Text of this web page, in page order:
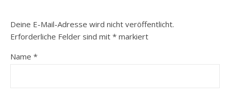
Deine E-Mail-Adresse wird nicht veröffentlicht.
Erforderliche Felder sind mit * markiert
Name *